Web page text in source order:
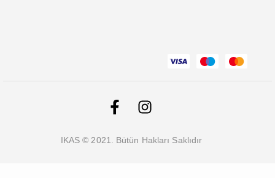
IKAS © 2021. Bütün Hakları Saklıdır